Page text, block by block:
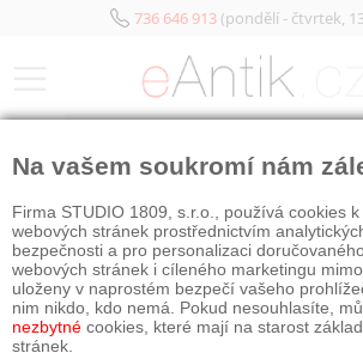
736 646 913(pondělí - čtvrtek,
Na vašem soukromí nám
Firma STUDIO 1809, s.r.o., používá cookies
webových stránek prostřednictvím
bezpečnosti a pro personalizaci
webových stránek i cíleného marketingu
uloženy v naprostém bezpečí vašeho
nim nikdo, kdo nemá. Pokud nesouhlasíte,
nezbytné cookies, které mají na starost
stránek.